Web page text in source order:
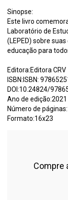
Sinopse:
Este livro
Laboratório de
(LEPED) sobre
educação para
Editora:Editora CRV
ISBN:ISBN:
DOI:10.24824/
Ano de edição:2021
Número de
Formato:16x23
Compre